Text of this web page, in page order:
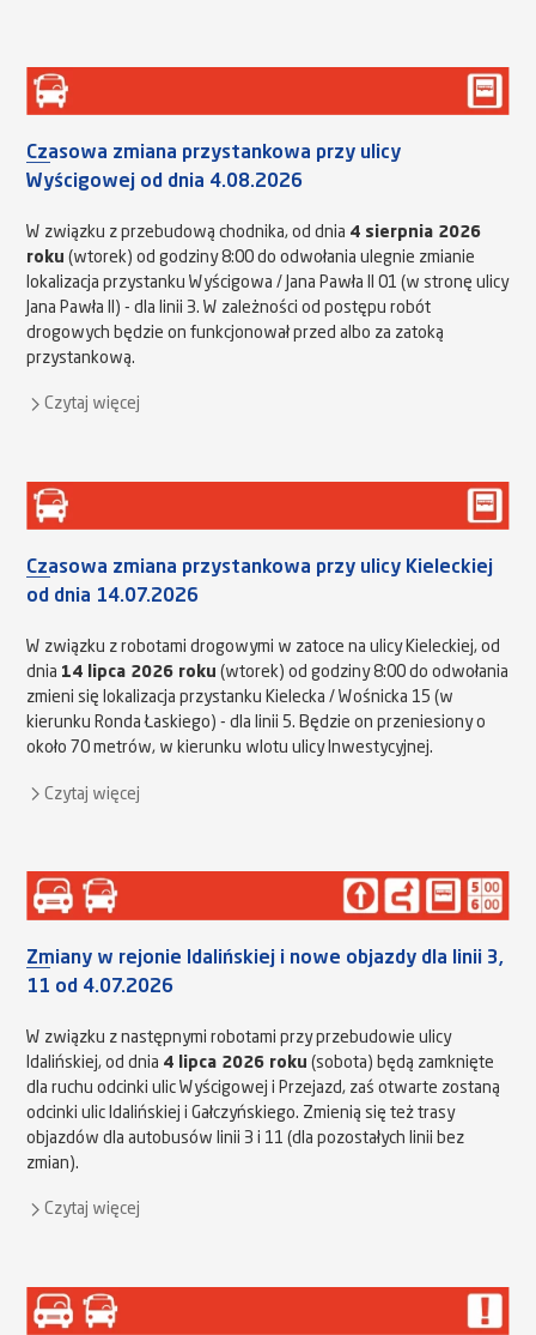
Czasowa zmiana przystankowa przy ulicy
Wyścigowej od dnia 4.08.2026
W związku z przebudową chodnika, od dnia 4 sierpnia 2026
roku (wtorek) od godziny 8:00 do odwołania ulegnie zmianie
lokalizacja przystanku Wyścigowa / Jana Pawła II 01 (w stronę ulicy
Jana Pawła II) - dla linii 3. W zależności od postępu robót
drogowych będzie on funkcjonował przed albo za zatoką
przystankową.
Czytaj więcej
Czasowa zmiana przystankowa przy ulicy Kieleckiej
od dnia 14.07.2026
W związku z robotami drogowymi w zatoce na ulicy Kieleckiej, od
dnia 14 lipca 2026 roku (wtorek) od godziny 8:00 do odwołania
zmieni się lokalizacja przystanku Kielecka / Wośnicka 15 (w
kierunku Ronda Łaskiego) - dla linii 5. Będzie on przeniesiony o
około 70 metrów, w kierunku wlotu ulicy Inwestycyjnej.
Czytaj więcej
Zmiany w rejonie Idalińskiej i nowe objazdy dla linii 3,
11 od 4.07.2026
W związku z następnymi robotami przy przebudowie ulicy
Idalińskiej, od dnia 4 lipca 2026 roku (sobota) będą zamknięte
dla ruchu odcinki ulic Wyścigowej i Przejazd, zaś otwarte zostaną
odcinki ulic Idalińskiej i Gałczyńskiego. Zmienią się też trasy
objazdów dla autobusów linii 3 i 11 (dla pozostałych linii bez
zmian).
Czytaj więcej